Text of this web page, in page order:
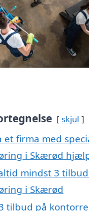
skjul
et firma med
i Skærød
mindst 3
i Skærød
tilbud på